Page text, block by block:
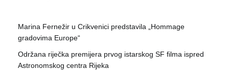
Marina Fernežir u Crikvenici predstavila „Hommage
gradovima Europe“
Održana riječka premijera prvog istarskog SF filma ispred
Astronomskog centra Rijeka